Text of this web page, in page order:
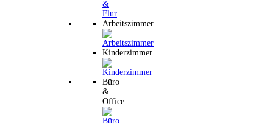
Arbeitszimmer
Kinderzimmer
Büro
&
Office